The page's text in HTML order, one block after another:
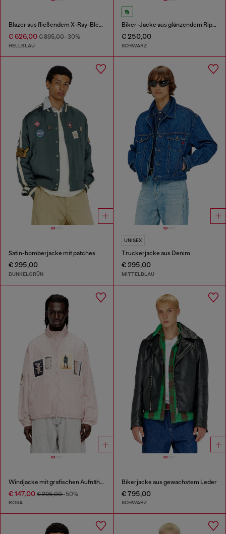
Blazer aus fließendem X-Ray-Bleach-Denim
€ 626,00 € 895,00-30%
HELLBLAU
Biker-Jacke aus glänzendem Ripstop
€ 250,00
SCHWARZ
Satin-bomberjacke mit patches
€ 295,00
DUNKELGRÜN
UNISEX
Truckerjacke aus Denim
€ 295,00
MITTELBLAU
Windjacke mit grafischen Aufnähern
€ 147,00 € 295,00-50%
ROSA
Bikerjacke aus gewachstem Leder
€ 795,00
SCHWARZ